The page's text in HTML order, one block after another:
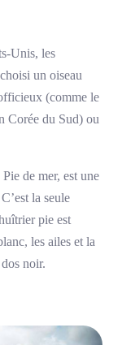
Unis, les
un oiseau
(comme le
Corée du Sud) ou
de mer, est une
la seule
pie est
les ailes et la
noir.